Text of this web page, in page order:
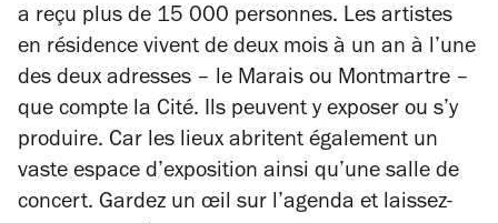
a reçu plus de 15 000 personnes. Les artistes
en résidence vivent de deux mois à un an à l’une
des deux adresses – le Marais ou Montmartre –
que compte la Cité. Ils peuvent y exposer ou s’y
produire. Car les lieux abritent également un
vaste espace d’exposition ainsi qu’une salle de
concert. Gardez un œil sur l’agenda et laissez-